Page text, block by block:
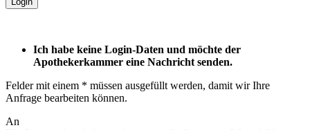
Ich habe keine Login-Daten und möchte der
Apothekerkammer eine Nachricht senden.
Felder mit einem * müssen ausgefüllt werden, damit wir Ihre
Anfrage bearbeiten können.
An